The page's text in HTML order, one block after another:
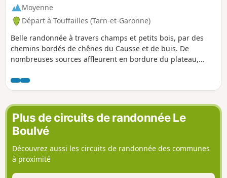
Moyenne
Départ à Touffailles (Tarn-et-Garonne)
Belle randonnée à travers champs et petits bois, par des
chemins bordés de chênes du Causse et de buis. De
nombreuses sources affleurent en bordure du plateau,
couleur des pierres des maisons caractérisent le Quercy
Blanc et le Pays de Serres.
Plus de circuits de randonnée Le
Boulvé
Découvrez aussi les circuits de randonnée des communes
à proximité